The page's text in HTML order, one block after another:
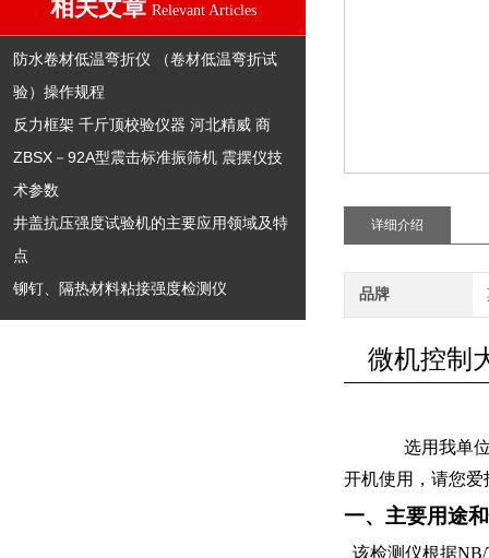
详细介绍
品牌
微机控制
选用我单
开机使用，请您
一、主要用途
该检测仪根据NB/
相关文章 Relevant Articles
防水卷材低温弯折仪 （卷材低温弯折试
验）操作规程
反力框架 千斤顶校验仪器 河北精威 商
ZBSX－92A型震击标准振筛机 震摆仪技
术参数
井盖抗压强度试验机的主要应用领域及特
点
铆钉、隔热材料粘接强度检测仪